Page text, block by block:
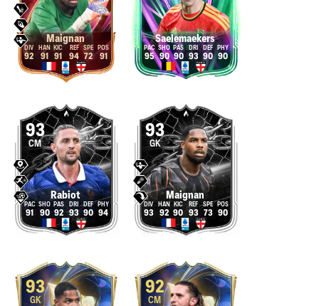
Maignan
92 91 91 94 72 91
Saelemaekers
95 90 90 93 90 90
93
CM
Rabiot
91 90 92 93 90 94
93
GK
Maignan
93 92 90 93 73 90
93
GK
92
CM